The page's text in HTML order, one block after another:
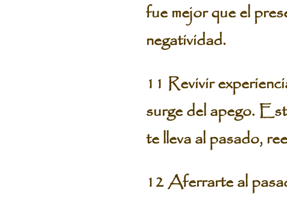
fue mejor que el
negatividad.
11 Revivir
surge del apego.
te lleva al pasado,
12 Aferrarte al